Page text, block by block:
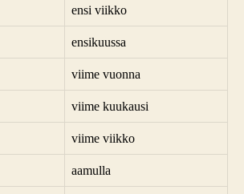
ensi viikko
ensikuussa
viime vuonna
viime kuukausi
viime viikko
aamulla